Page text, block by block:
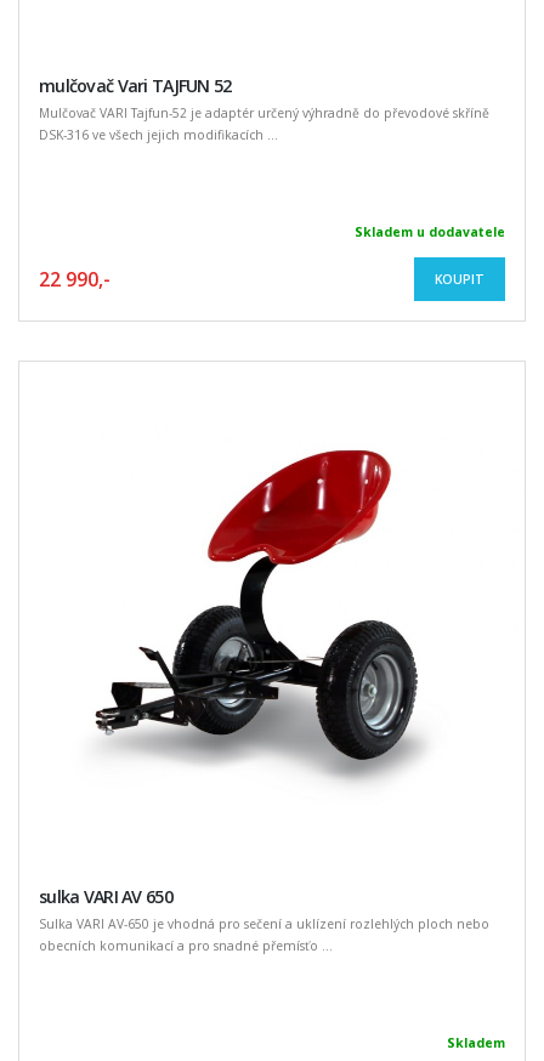
mulčovač Vari TAJFUN 52
Mulčovač VARI Tajfun-52 je adaptér určený výhradně do převodové skříně
DSK-316 ve všech jejich modifikacích ...
Skladem u dodavatele
22 990,- KOUPIT
sulka VARI AV 650
Sulka VARI AV-650 je vhodná pro sečení a uklízení rozlehlých ploch nebo
obecních komunikací a pro snadné přemísťo ...
Skladem